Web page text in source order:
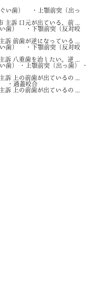
ぐい歯） ・上顎前突（出っ
主訴 口元が出ている、前 ...
い歯） ・下顎前突（反対咬
訴 前歯が逆になっている ...
い歯） ・下顎前突（反対咬
訴 八重歯を治したい。逆 ...
歯） ・上顎前突（出っ歯） ・
訴 上の前歯が出ているの ...
・過蓋咬合
訴 上の前歯が出ているの ...